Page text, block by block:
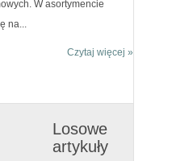
W asortymencie
na...
Czytaj więcej »
Losowe
artykuły